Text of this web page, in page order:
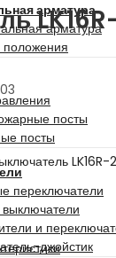
арматура
арматура
положения
посты
посты
переключатели
и
джойстик